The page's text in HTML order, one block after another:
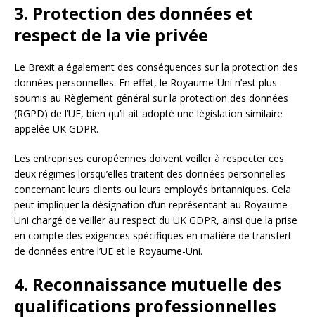
3. Protection des données et
respect de la vie privée
Le Brexit a également des conséquences sur la protection des
données personnelles. En effet, le Royaume-Uni n’est plus
soumis au Règlement général sur la protection des données
(RGPD) de l’UE, bien qu’il ait adopté une législation similaire
appelée UK GDPR.
Les entreprises européennes doivent veiller à respecter ces
deux régimes lorsqu’elles traitent des données personnelles
concernant leurs clients ou leurs employés britanniques. Cela
peut impliquer la désignation d’un représentant au Royaume-
Uni chargé de veiller au respect du UK GDPR, ainsi que la prise
en compte des exigences spécifiques en matière de transfert
de données entre l’UE et le Royaume-Uni.
4. Reconnaissance mutuelle des
qualifications professionnelles